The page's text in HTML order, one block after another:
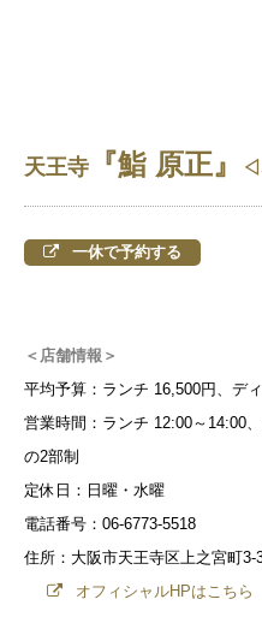
天王寺 『鮨 原正』 ◁
一休で予約する
＜店舗情報＞
平均予算：ランチ 16,500円、デ
営業時間：ランチ 12:00～14:00
の2部制
定休日：日曜・水曜
電話番号：06-6773-5518
住所：大阪市天王寺区上之宮町3-
オフィシャルHPはこちら